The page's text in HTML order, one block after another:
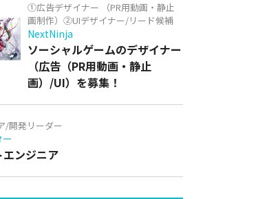
①広告デザイナー （PR用動画・静止
画制作）②UIデザイナー/リード候補
NextNinja
ソーシャルゲームのデザイナー
（広告（PR用動画・静止
画）/UI）を募集！
/開発リーダー
ー
ンジニア